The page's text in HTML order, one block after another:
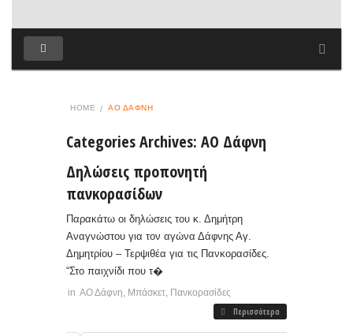
HOME ΑΟ ΔΆΦΝΗ
Categories Archives: ΑΟ Δάφνη
Δηλώσεις προπονητή
πανκορασίδων
Παρακάτω οι δηλώσεις του κ. Δημήτρη
Αναγνώστου για τον αγώνα Δάφνης Αγ.
Δημητρίου – Τερψιθέα για τις Πανκορασίδες.
“Στο παιχνίδι που τ�
in ΑΟ Δάφνη Μπάσκετ Πανκορασίδες
Περισσότερα